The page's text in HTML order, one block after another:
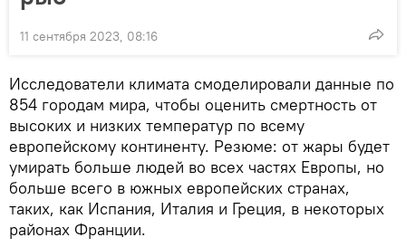
11 сентября 2023, 08:16
Исследователи климата смоделировали данные по
854 городам мира, чтобы оценить смертность от
высоких и низких температур по всему
европейскому континенту. Резюме: от жары будет
умирать больше людей во всех частях Европы, но
больше всего в южных европейских странах,
таких, как Испания, Италия и Греция, в некоторых
районах Франции.